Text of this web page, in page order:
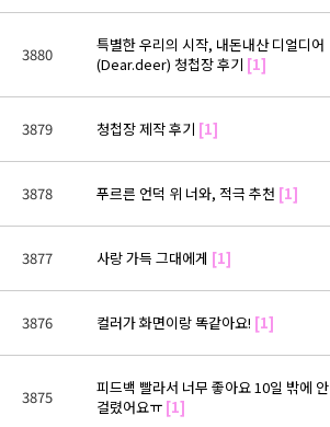
3880
특별한 우리의 시작, 내돈내산 디얼디어
(Dear.deer) 청첩장 후기 [1]
3879 청첩장 제작 후기 [1]
3878 푸르른 언덕 위 너와, 적극 추천 [1]
3877 사랑 가득 그대에게 [1]
3876 컬러가 화면이랑 똑같아요! [1]
3875
피드백 빨라서 너무 좋아요 10일 밖에 안
걸렸어요ㅠ [1]